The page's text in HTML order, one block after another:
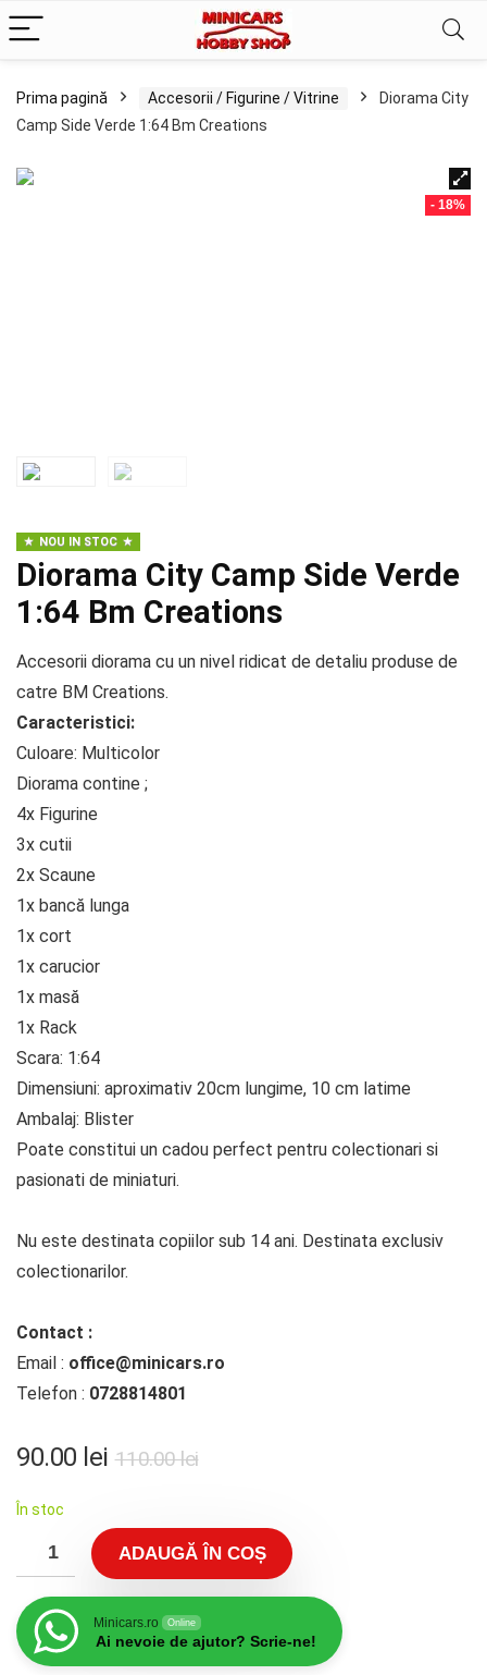
Prima pagină Accesorii / Figurine / Vitrine
Diorama City
Camp Side Verde 1:64 Bm Creations
- 18%
NOU IN STOC
Diorama City Camp Side Verde
1:64 Bm Creations
Accesorii diorama cu un nivel ridicat de detaliu produse de
catre BM Creations.
Caracteristici:
Culoare: Multicolor
Diorama contine ;
4x Figurine
3x cutii
2x Scaune
1x bancă lunga
1x cort
1x carucior
1x masă
1x Rack
Scara: 1:64
Dimensiuni: aproximativ 20cm lungime, 10 cm latime
Ambalaj: Blister
Poate constitui un cadou perfect pentru colectionari si
pasionati de miniaturi.
Nu este destinata copiilor sub 14 ani. Destinata exclusiv
colectionarilor.
Contact :
Email : office@minicars.ro
Telefon : 0728814801
110.00leiPrețul
fost:
110.00 lei.
90.00 lei
Prețul
90.00 lei.
În stoc
ADAUGĂ ÎN COȘ
Minicars.ro Online
Ai nevoie de ajutor? Scrie-ne!